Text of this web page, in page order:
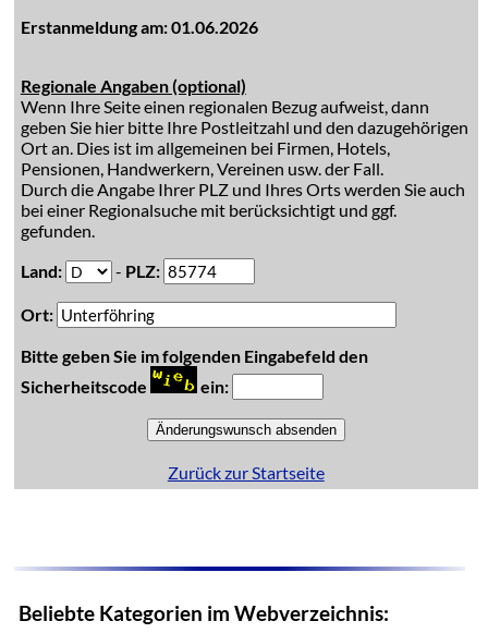
Erstanmeldung am: 01.06.2026
Regionale Angaben (optional)
Wenn Ihre Seite einen regionalen Bezug aufweist, dann
geben Sie hier bitte Ihre Postleitzahl und den dazugehörigen
Ort an. Dies ist im allgemeinen bei Firmen, Hotels,
Pensionen, Handwerkern, Vereinen usw. der Fall.
Durch die Angabe Ihrer PLZ und Ihres Orts werden Sie auch
bei einer Regionalsuche mit berücksichtigt und ggf.
gefunden.
Land:
- PLZ:
Ort:
Bitte geben Sie im folgenden Eingabefeld den
Sicherheitscode
ein:
Zurück zur Startseite
Beliebte Kategorien im Webverzeichnis: